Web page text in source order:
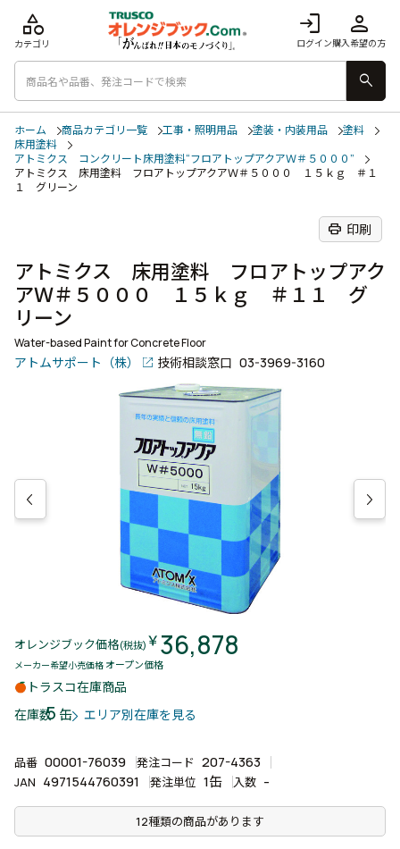
login
ログイン
person
購入希望の方
category
カテゴリ
search
ホーム 商品カテゴリ一覧 工事・照明用品 塗装・内装用品
塗料
床用塗料
アトミクス コンクリート床用塗料“フロアトップアクアＷ＃５０００”
アトミクス 床用塗料 フロアトップアクアＷ＃５０００ １５ｋｇ ＃１
１ グリーン
print 印刷
アトミクス 床用塗料 フロアトップアク
アＷ＃５０００ １５ｋｇ ＃１１ グ
リーン
Water-based Paint for Concrete Floor
アトムサポート（株） 技術相談窓口 03-3969-3160
オレンジブック価格(税抜) ￥36,878
メーカー希望小売価格 オープン価格
トラスコ在庫商品
在庫数5 缶 エリア別在庫を見る
品番 00001-76039 発注コード 207-4363
JAN 4971544760391 発注単位 1缶 入数 -
12種類の商品があります